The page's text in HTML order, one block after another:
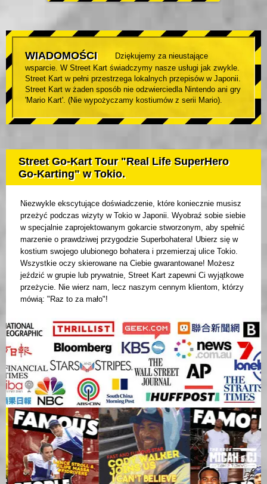
WIADOMOŚCI
Dziękujemy za nieustające
wsparcie. W Street Kart świadczymy nasze usługi jak zwykle.
Street Kart w pełni przestrzega lokalnych przepisów w Japonii.
Street Kart w żaden sposób nie odzwierciedla Nintendo ani gry
'Mario Kart'. (Nie wypożyczamy kostiumów z serii Mario).
Street Go-Kart Tour "Real Life SuperHero
Go-Karting" w Tokio.
Niezwykle ekscytujące doświadczenie, które koniecznie musisz
przeżyć podczas wizyty w Tokio w Japonii. Wyobraź sobie siebie
w specjalnie zaprojektowanym gokarcie stworzonym, aby spełnić
marzenie o prawdziwej przygodzie Superbohatera! Ubierz się w
kostium swojego ulubionego bohatera i przemierzaj ulice Tokio.
Wszystkie oczy skierowane na Ciebie gwarantowane! Możesz
jeździć w grupie lub prywatnie, Street Kart zapewni Ci wyjątkowe
przeżycie. Nie wierz nam, lecz naszym cennym klientom, którzy
mówią: "Raz to za mało"!